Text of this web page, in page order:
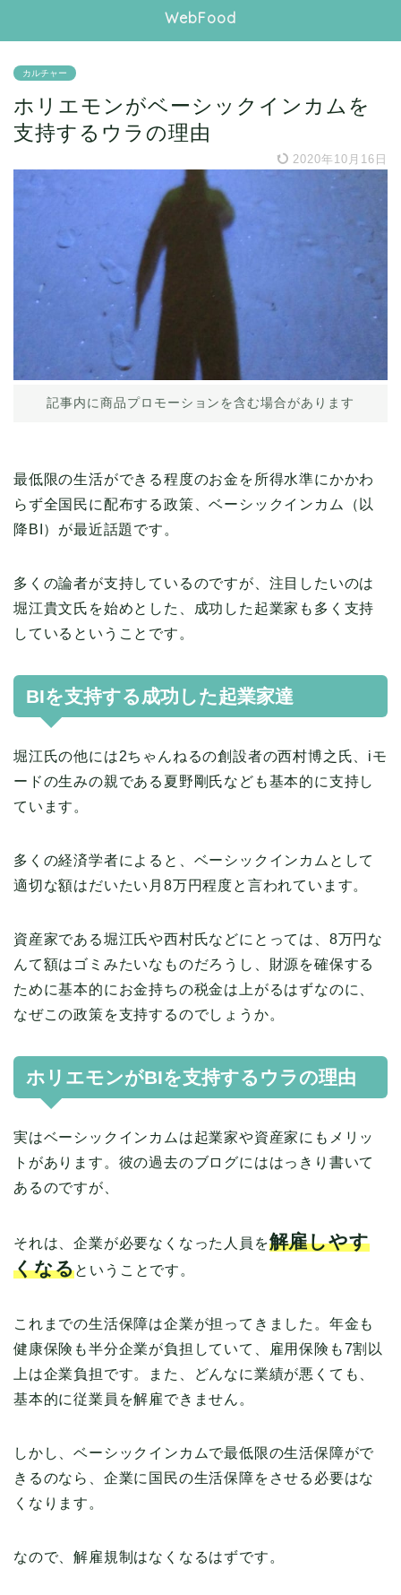
WebFood
カルチャー
ホリエモンがベーシックインカムを
支持するウラの理由
2020年10月16日
記事内に商品プロモーションを含む場合があります
最低限の生活ができる程度のお金を所得水準にかかわ
らず全国民に配布する政策、ベーシックインカム（以
降BI）が最近話題です。
多くの論者が支持しているのですが、注目したいのは
堀江貴文氏を始めとした、成功した起業家も多く支持
しているということです。
BIを支持する成功した起業家達
堀江氏の他には2ちゃんねるの創設者の西村博之氏、iモ
ードの生みの親である夏野剛氏なども基本的に支持し
ています。
多くの経済学者によると、ベーシックインカムとして
適切な額はだいたい月8万円程度と言われています。
資産家である堀江氏や西村氏などにとっては、8万円な
んて額はゴミみたいなものだろうし、財源を確保する
ために基本的にお金持ちの税金は上がるはずなのに、
なぜこの政策を支持するのでしょうか。
ホリエモンがBIを支持するウラの理由
実はベーシックインカムは起業家や資産家にもメリッ
トがあります。彼の過去のブログにははっきり書いて
あるのですが、
それは、企業が必要なくなった人員を解雇しやす
くなるということです。
これまでの生活保障は企業が担ってきました。年金も
健康保険も半分企業が負担していて、雇用保険も7割以
上は企業負担です。また、どんなに業績が悪くても、
基本的に従業員を解雇できません。
しかし、ベーシックインカムで最低限の生活保障がで
きるのなら、企業に国民の生活保障をさせる必要はな
くなります。
なので、解雇規制はなくなるはずです。